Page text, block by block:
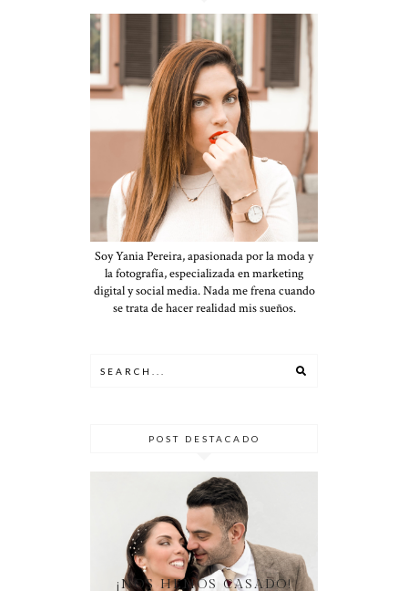
Soy Yania Pereira, apasionada por la moda y
la fotografía, especializada en marketing
digital y social media. Nada me frena cuando
se trata de hacer realidad mis sueños.
POST DESTACADO
¡NOS HEMOS CASADO!